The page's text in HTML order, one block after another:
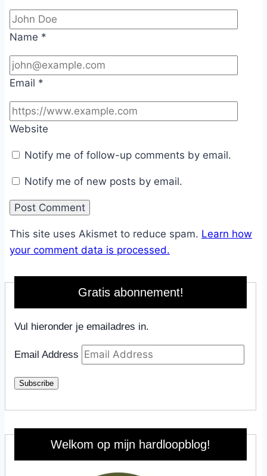
Name *
Email *
Website
Notify me of follow-up comments by email.
Notify me of new posts by email.
This site uses Akismet to reduce spam. Learn how
your comment data is processed.
Gratis abonnement!
Vul hieronder je emailadres in.
Email Address
Subscribe
Welkom op mijn hardloopblog!